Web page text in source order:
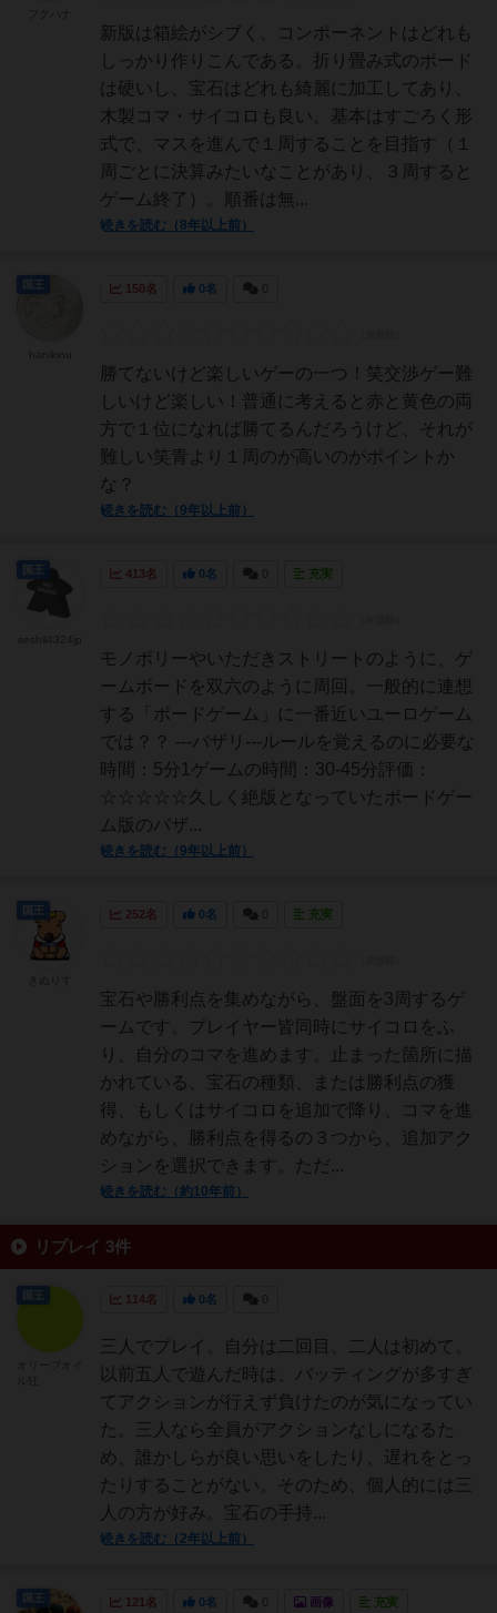
新版は箱絵がシブく、コンポーネントはどれも
しっかり作りこんである。折り畳み式のボード
は硬いし、宝石はどれも綺麗に加工してあり、
木製コマ・サイコロも良い。基本はすごろく形
式で、マスを進んで１周することを目指す（１
周ごとに決算みたいなことがあり、３周すると
ゲーム終了）。順番は無...
続きを読む（8年以上前）
150名 0名
勝てないけど楽しいゲーの一つ！笑交渉ゲー難
しいけど楽しい！普通に考えると赤と黄色の両
方で１位になれば勝てるんだろうけど、それが
難しい笑青より１周のが高いのがポイントか
な？
続きを読む（9年以上前）
413名 0名 充実
モノポリーやいただきストリートのように、ゲ
ームボードを双六のように周回。一般的に連想
する「ボードゲーム」に一番近いユーロゲーム
では？？ ---バザリ---ルールを覚えるのに必要な
時間：5分1ゲームの時間：30-45分評価：
☆☆☆☆☆久しく絶版となっていたボードゲー
ム版のバザ...
続きを読む（9年以上前）
252名 0名 充実
宝石や勝利点を集めながら、盤面を3周するゲ
ームです。プレイヤー皆同時にサイコロをふ
り、自分のコマを進めます。止まった箇所に描
かれている、宝石の種類、または勝利点の獲
得、もしくはサイコロを追加で降り、コマを進
めながら、勝利点を得るの３つから、追加アク
ションを選択できます。ただ...
続きを読む（約10年前）
リプレイ 3件
114名 0名
三人でプレイ。自分は二回目、二人は初めて。
以前五人で遊んだ時は、バッティングが多すぎ
てアクションが行えず負けたのが気になってい
た。三人なら全員がアクションなしになるた
め、誰かしらが良い思いをしたり、遅れをとっ
たりすることがない。そのため、個人的には三
人の方が好み。宝石の手持...
続きを読む（2年以上前）
121名 0名 画像 充実